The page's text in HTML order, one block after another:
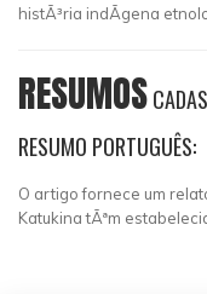
histÃ³ria indÃ­gena
RESUMOS
RESUMO PORTUGUÊS:
O artigo fornece um
Katukina tÃªm